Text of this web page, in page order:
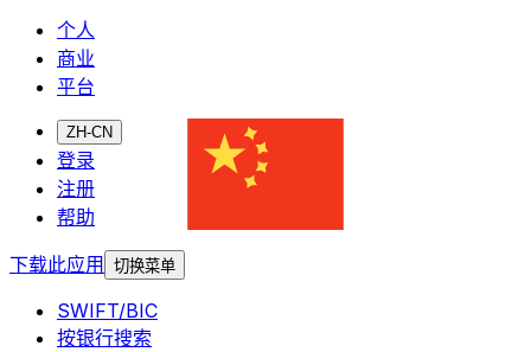
个人
商业
平台
ZH-CN
登录
注册
帮助
下载此应用
切换菜单
SWIFT/BIC
按银行搜索